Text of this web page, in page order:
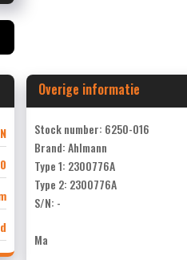
Overige informatie
Stock number: 6250-016
Brand: Ahlmann
Type 1: 2300776A
Type 2: 2300776A
S/N: -
Ma